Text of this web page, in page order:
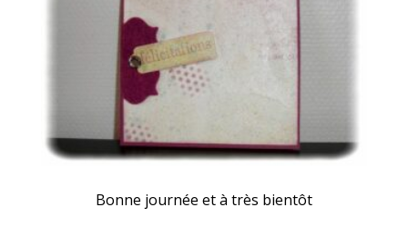
Bonne journée et à très bientôt